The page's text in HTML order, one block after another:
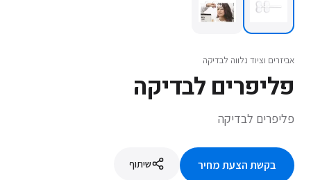
אביזרים וציוד נלווה לבדיקה
פליפרים לבדיקה
פליפרים לבדיקה
בקשת הצעת מחיר שיתוף